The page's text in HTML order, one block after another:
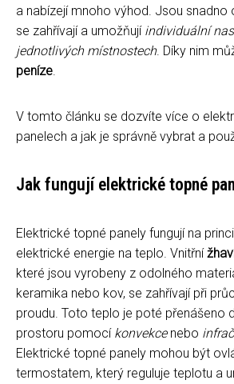
a nabízejí mnoho výhod. Jsou snadno
se zahřívají a umožňují individuální
jednotlivých místnostech. Díky nim
peníze.
V tomto článku se dozvíte více o
panelech a jak je správně vybrat a
Jak fungují elektrické topné
Elektrické topné panely fungují na
elektrické energie na teplo. Vnitřní
které jsou vyrobeny z odolného
keramika nebo kov, se zahřívají při
proudu. Toto teplo je poté přenášeno
prostoru pomocí konvekcenebo
Elektrické topné panely mohou být
termostatem, který reguluje teplotu a